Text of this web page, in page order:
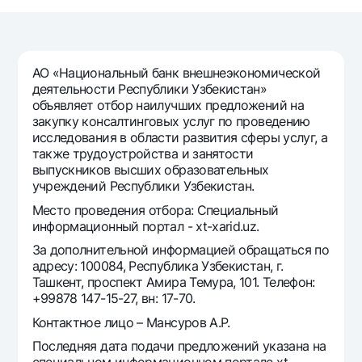
Золотые слитки от НБУ
Серебряный депозит
Visa FIFA
Mastercard
Зарплатные
Garmin pay
Тарифы
Акции
Мобильное приложение Milliy
Часто задаваемые вопросы
Ищите по сайту
Найти
Часто задаваемые вопросы
Пресс-центр
АО «Национальный банк внешнеэкономической
деятельности Республики Узбекистан»
объявляет отбор наилучших предложений на
закупку консалтинговых услуг по проведению
исследования в области развития сферы услуг, а
также трудоустройства и занятости
выпускников высших образовательных
учреждений Республики Узбекистан.
Место проведения отбора: Специальный
информационный портал - xt-xarid.uz.
За дополнительной информацией обращаться по
адресу: 100084, Республика Узбекистан, г.
Ташкент, проспект Амира Темура, 101. Телефон:
+99878 147-15-27, вн: 17-70.
Контактное лицо – Мансуров А.Р.
Последняя дата подачи предложений указана на